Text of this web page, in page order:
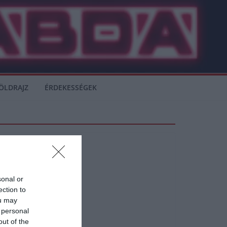
or
to
may
of the
ÉRDEKESSÉGEK